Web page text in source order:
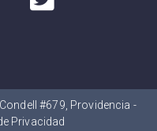
#679, Providencia -
Privacidad